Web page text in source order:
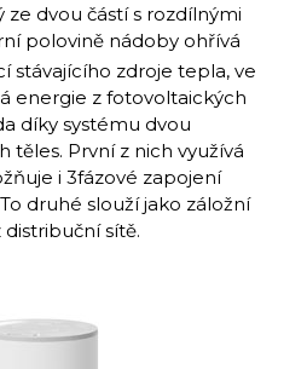
ze dvou částí s rozdílnými
polovině nádoby ohřívá
stávajícího zdroje tepla, ve
energie z fotovoltaických
díky systému dvou
těles. První z nich využívá
i 3fázové zapojení
druhé slouží jako záložní
sítě.